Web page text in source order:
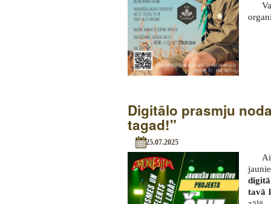
Digitālo prasmju
tagad!"
25.07.2025
tavā